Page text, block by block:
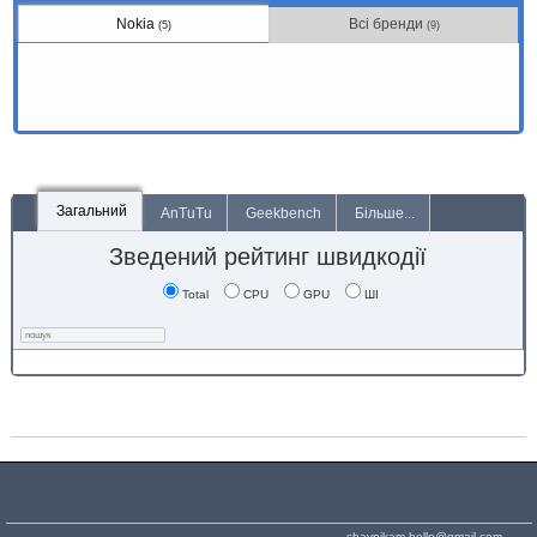
Nokia(5) Всі бренди (9)
Загальний AnTuTu Geekbench Більше...
Зведений рейтинг швидкодії
Total CPU GPU ШІ